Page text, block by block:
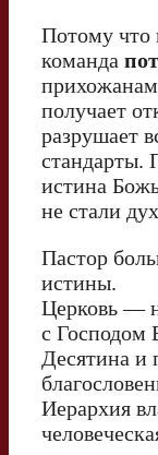
Потому что
команда
получает
разрушает
стандарты.
истина
не стали
Пастор
истины.
Церковь —
с Господом
Десятина и
Иерархия